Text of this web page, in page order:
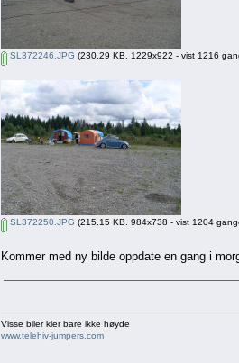
SL372246.JPG (230.29 KB. 1229x922 - vist 1216
SL372250.JPG (215.15 KB. 984x738 - vist 1204
Kommer med ny bilde oppdate en gang i
Visse biler kler bare ikke høyde
www.telehiv-jumpers.com